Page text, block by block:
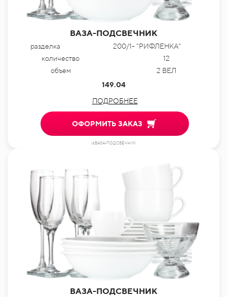
ВАЗА-ПОДСВЕЧНИК
разделка
200/1- "РИФЛЕНКА"
количество
12
объем
2 ВЕЛ
149.04
ПОДРОБНЕЕ
ОФОРМИТЬ ЗАКАЗ
idВАЗА-ПОДСВЕЧНИК
ВАЗА-ПОДСВЕЧНИК